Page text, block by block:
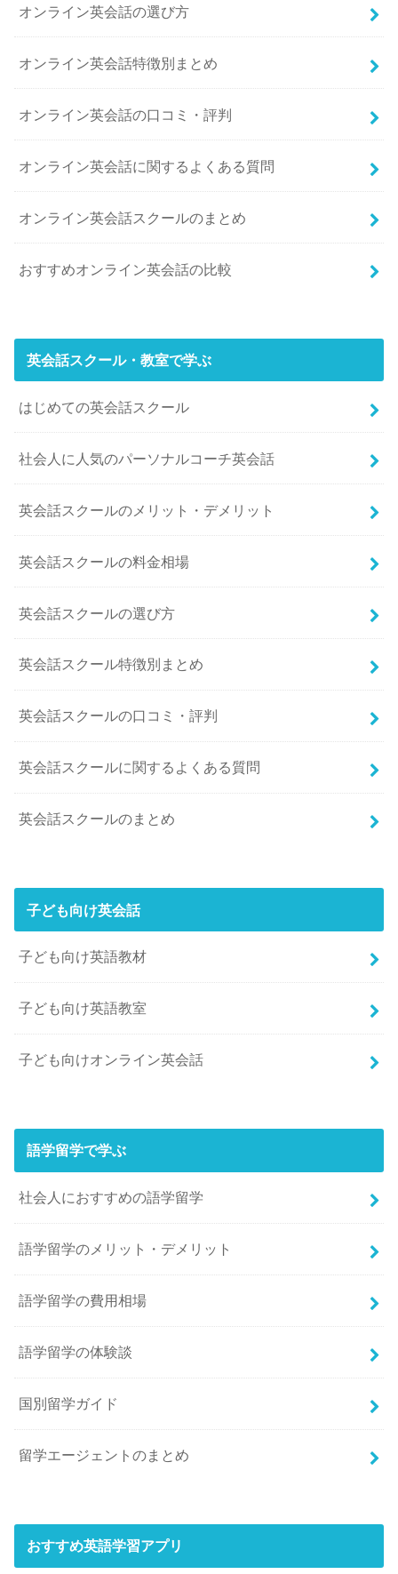
オンライン英会話の選び方
オンライン英会話特徴別まとめ
オンライン英会話の口コミ・評判
オンライン英会話に関するよくある質問
オンライン英会話スクールのまとめ
おすすめオンライン英会話の比較
英会話スクール・教室で学ぶ
はじめての英会話スクール
社会人に人気のパーソナルコーチ英会話
英会話スクールのメリット・デメリット
英会話スクールの料金相場
英会話スクールの選び方
英会話スクール特徴別まとめ
英会話スクールの口コミ・評判
英会話スクールに関するよくある質問
英会話スクールのまとめ
子ども向け英会話
子ども向け英語教材
子ども向け英語教室
子ども向けオンライン英会話
語学留学で学ぶ
社会人におすすめの語学留学
語学留学のメリット・デメリット
語学留学の費用相場
語学留学の体験談
国別留学ガイド
留学エージェントのまとめ
おすすめ英語学習アプリ